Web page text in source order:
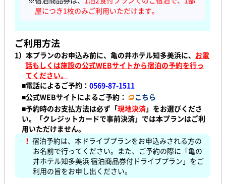
屋につき1枚のみご利用いただけます。
ご利用方法
1）本プランのお申込み前に、亀の井ホテル知多美浜に、 お電
話もしくは施設の公式WEBサイトから宿泊の予約を行っ
てください。
■電話によるご予約： 0569-87-1511
■公式WEBサイトによるご予約：
こちら
■予約時のお支払方法は必ず「現地決済」をお選びくださ
い。「クレジットカードで事前決済」では本プランはご利
用いただけません。
！ 宿泊予約は、本ドライブプランをお申込みされる方の
お名前で行ってください。また、ご予約の際に「亀の
井ホテル知多美浜 宿泊商品券付ドライブプラン」をご
利用の旨をお申し出ください。